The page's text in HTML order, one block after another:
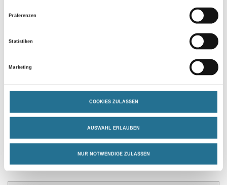
Präferenzen
Statistiken
Marketing
COOKIES ZULASSEN
AUSWAHL ERLAUBEN
NUR NOTWENDIGE ZULASSEN
Gebinde